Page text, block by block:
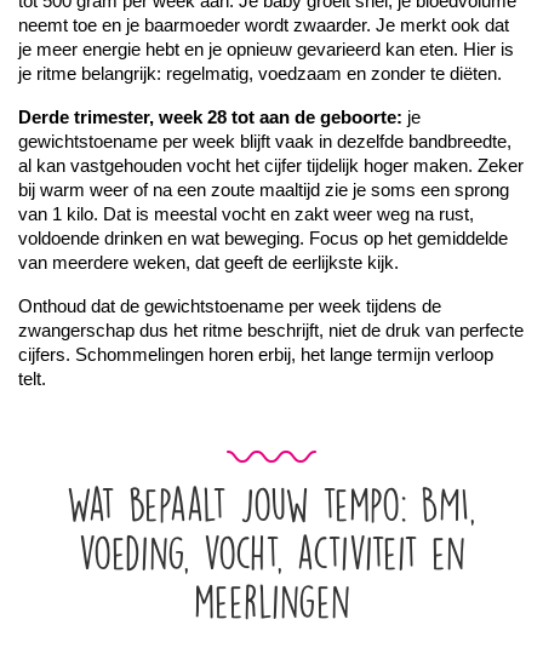
neemt toe en je baarmoeder wordt zwaarder. Je merkt ook dat
je meer energie hebt en je opnieuw gevarieerd kan eten. Hier is
je ritme belangrijk: regelmatig, voedzaam en zonder te diëten.
Derde trimester, week 28 tot aan de geboorte: je
gewichtstoename per week blijft vaak in dezelfde bandbreedte,
al kan vastgehouden vocht het cijfer tijdelijk hoger maken. Zeker
bij warm weer of na een zoute maaltijd zie je soms een sprong
van 1 kilo. Dat is meestal vocht en zakt weer weg na rust,
voldoende drinken en wat beweging. Focus op het gemiddelde
van meerdere weken, dat geeft de eerlijkste kijk.
Onthoud dat de gewichtstoename per week tijdens de
zwangerschap dus het ritme beschrijft, niet de druk van perfecte
cijfers. Schommelingen horen erbij, het lange termijn verloop
telt.
Wat bepaalt jouw tempo: BMI,
voeding, vocht, activiteit en
meerlingen